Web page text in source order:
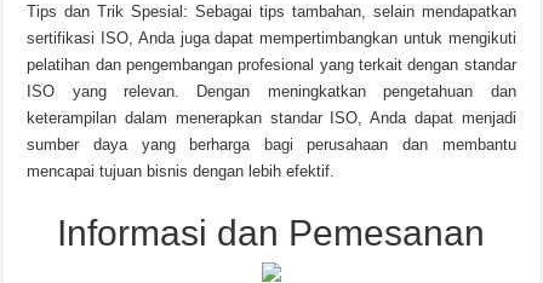
Tips dan Trik Spesial: Sebagai tips tambahan, selain mendapatkan
sertifikasi ISO, Anda juga dapat mempertimbangkan untuk mengikuti
pelatihan dan pengembangan profesional yang terkait dengan standar
ISO yang relevan. Dengan meningkatkan pengetahuan dan
keterampilan dalam menerapkan standar ISO, Anda dapat menjadi
sumber daya yang berharga bagi perusahaan dan membantu
mencapai tujuan bisnis dengan lebih efektif.
Informasi dan Pemesanan